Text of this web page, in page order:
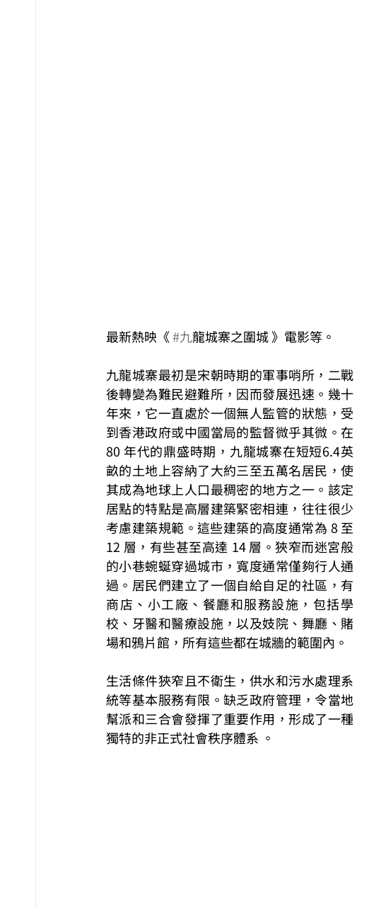
最新熱映《 #九⿓城寨之圍城 》電影等。
九⿓城寨最初是宋朝時期的軍事哨所，⼆戰
後轉變為難⺠避難所，因⽽發展迅速。幾⼗
年來，它⼀直處於⼀個無⼈監管的狀態，受
到香港政府或中國當局的監督微乎其微。在
80 年代的鼎盛時期，九⿓城寨在短短6.4英
畝的⼟地上容納了⼤約三⾄五萬名居⺠，使
其成為地球上⼈⼝最稠密的地⽅之⼀。該定
居點的特點是⾼層建築緊密相連，往往很少
考慮建築規範。這些建築的⾼度通常為 8 ⾄
12 層，有些甚⾄⾼達 14 層。狹窄⽽迷宮般
的⼩巷蜿蜒穿過城市，寬度通常僅夠⾏⼈通
過。居⺠們建立了⼀個⾃給⾃⾜的社區，有
商店、⼩⼯廠、餐廳和服務設施，包括學
校、牙醫和醫療設施，以及妓院、舞廳、賭
場和鴉⽚館，所有這些都在城牆的範圍內。
⽣活條件狹窄且不衛⽣，供⽔和污⽔處理系
統等基本服務有限。缺乏政府管理，令當地
幫派和三合會發揮了重要作⽤，形成了⼀種
獨特的非正式社會秩序體系 。